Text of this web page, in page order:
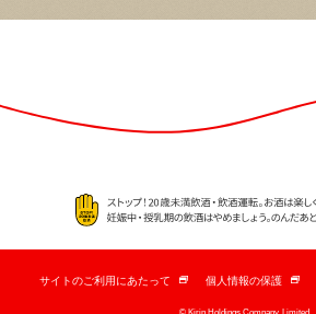
サイトのご利用にあたって
新
個人情報の保護
新
© Kirin Holdings Company, Limited.